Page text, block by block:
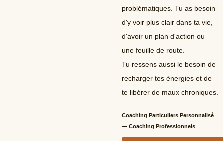
problématiques. Tu as besoin
d'y voir plus clair dans ta vie,
d'avoir un plan d'action ou
une feuille de route.
Tu ressens aussi le besoin de
recharger tes énergies et de
te libérer de maux chroniques.
Coaching Particuliers Personnalisé
— Coaching Professionnels